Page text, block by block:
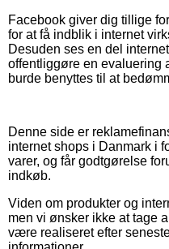
Facebook giver dig tillige
for at få indblik i internet
Desuden ses en del
offentliggøre en evaluering
burde benyttes til at
Denne side er
internet shops i Danmark i
varer, og får godtgørelse
indkøb.
Viden om produkter og
men vi ønsker ikke at tage
være realiseret efter